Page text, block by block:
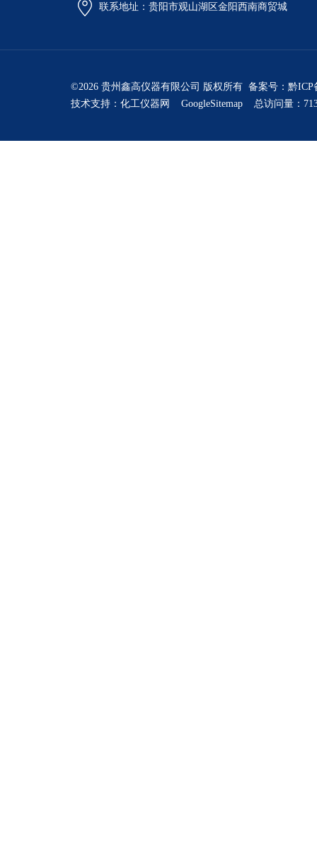
联系地址：贵阳市观山湖区金阳西南商贸城
©2026 贵州鑫高仪器有限公司 版权所有 备案号： 黔ICP
技术支持： 化工仪器网 GoogleSitemap 总访问量：